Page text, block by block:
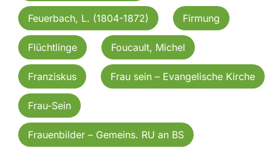
Feuerbach, L. (1804-1872) Firmung
Flüchtlinge Foucault, Michel
Franziskus Frau sein – Evangelische Kirche
Frau-Sein
Frauenbilder – Gemeins. RU an BS